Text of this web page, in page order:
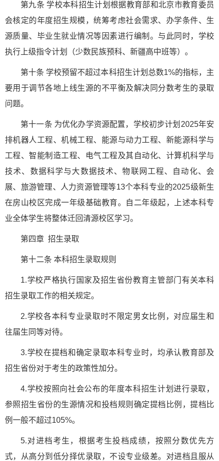
第九条 学校本科招生计划根据教育部和北京市教育委员
会核定的年度招生规模，统筹考虑社会需求、办学条件、生
源质量、毕业生就业情况等因素进行编制。与此同时，学校
执行上级指令计划（少数民族预科、新疆高中班等）。
第十条 学校预留不超过本科招生计划总数1%的指标，主
要用于调节各地上线生源的不平衡及解决同分数考生的录取
问题。
第十一条 为优化办学资源配置，学校初步计划2025年安
排机器人工程、机械工程、能源与动力工程、新能源科学与
工程、智能制造工程、电气工程及其自动化、计算机科学与
技术、数据科学与大数据技术、物联网工程、自动化、会
展、旅游管理、人力资源管理等13个本科专业的2025级新生
在房山校区完成一年级基础教育。自二年级起，上述本科专
业全体学生将整体迁回清源校区学习。
第四章 招生录取
第十二条 本科招生录取规则
1.学校严格执行国家及招生省份教育主管部门有关本科
招生录取工作的相关规定。
2.学校各本科专业录取时不限定男女比例，对应届生和
往届生同等对待。
3.学校在提档和确定录取本科专业时，均承认教育部及
招生省份对于考生的政策性加分。
4.学校按照向社会公布的年度本科招生计划进行录取，
参照招生省份的生源情况和投档规则确定提档比例，提档比
例一般不超过105%。
5.对进档考生，根据考生投档成绩，按照分数优先方
式，从高分到低分择优录取，不设专业级差。对进档且服从